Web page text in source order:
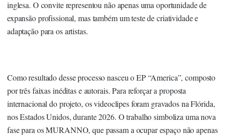
inglesa. O convite representou não apenas uma oportunidade de
expansão profissional, mas também um teste de criatividade e
adaptação para os artistas.
Como resultado desse processo nasceu o EP “America”, composto
por três faixas inéditas e autorais. Para reforçar a proposta
internacional do projeto, os videoclipes foram gravados na Flórida,
nos Estados Unidos, durante 2026. O trabalho simboliza uma nova
fase para os MURANNO, que passam a ocupar espaço não apenas